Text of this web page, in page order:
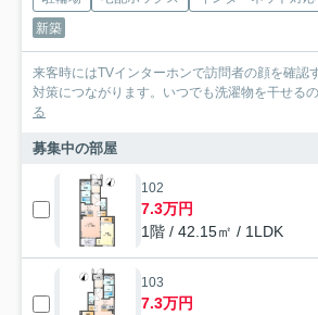
新築
来客時にはTVインターホンで訪問者の顔を確認
対策につながります。いつでも洗濯物を干せる
る
募集中の部屋
102
7.3万円
1階 / 42.15㎡ / 1LDK
103
7.3万円